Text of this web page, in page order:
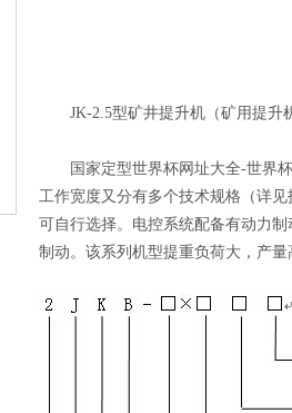
JK-2.5型矿井提升机（矿用提升
国家定型世界杯网址大全-世界杯
工作宽度又分有多个技术规格（详
可自行选择。电控系统配备有动力
制动。该系列机型提重负荷大，产